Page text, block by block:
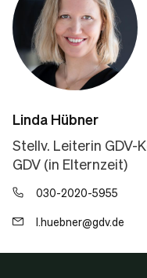
Linda Hübner
Stellv. Leiterin GDV-
GDV (in Elternzeit)
030-2020-5955
l.huebner@gdv.de